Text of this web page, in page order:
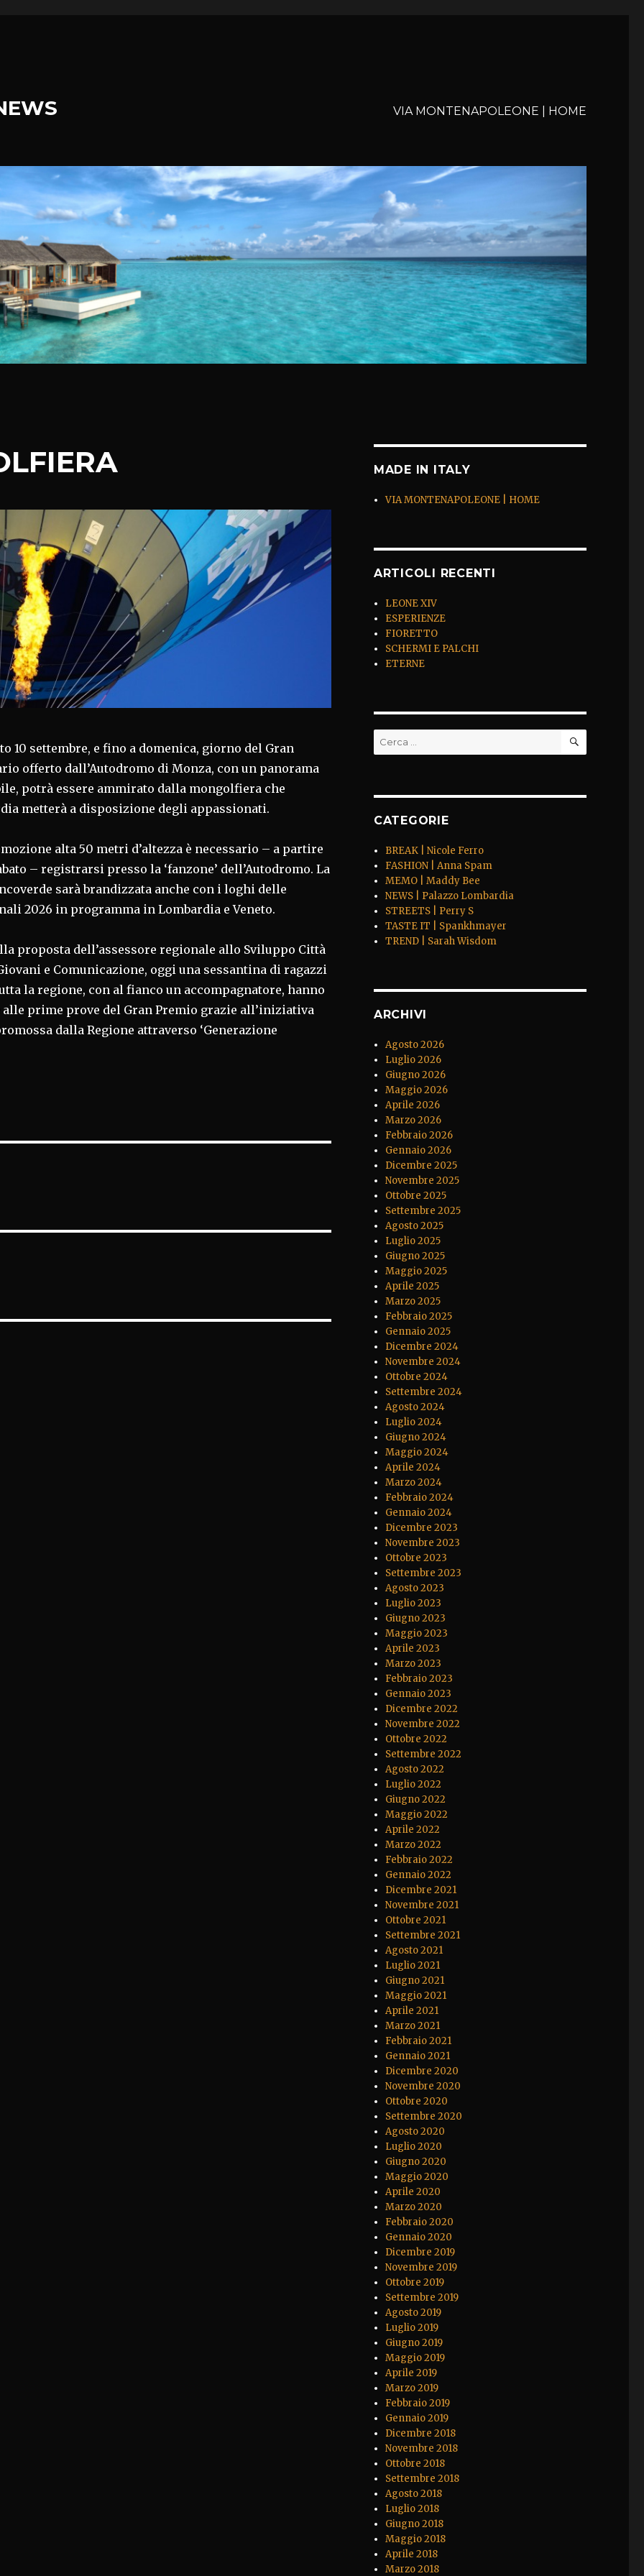
VIA MONTENAPOLEONE | HOME
10 settembre, e fino a domenica, giorno del Gran
offerto dall’Autodromo di Monza, con un panorama
potrà essere ammirato dalla mongolfiera che
metterà a disposizione degli appassionati.
alta 50 metri d’altezza è necessario – a partire
– registrarsi presso la ‘fanzone’ dell’Autodromo. La
sarà brandizzata anche con i loghi delle
2026 in programma in Lombardia e Veneto.
proposta dell’assessore regionale allo Sviluppo Città
e Comunicazione, oggi una sessantina di ragazzi
la regione, con al fianco un accompagnatore, hanno
prime prove del Gran Premio grazie all’iniziativa
dalla Regione attraverso ‘Generazione
MADE IN ITALY
VIA MONTENAPOLEONE | HOME
ARTICOLI RECENTI
LEONE XIV
ESPERIENZE
FIORETTO
SCHERMI E PALCHI
ETERNE
Cerca: CERCA
CATEGORIE
BREAK | Nicole Ferro
FASHION | Anna Spam
MEMO | Maddy Bee
NEWS | Palazzo Lombardia
STREETS | Perry S
TASTE IT | Spankhmayer
TREND | Sarah Wisdom
ARCHIVI
Agosto 2026
Luglio 2026
Giugno 2026
Maggio 2026
Aprile 2026
Marzo 2026
Febbraio 2026
Gennaio 2026
Dicembre 2025
Novembre 2025
Ottobre 2025
Settembre 2025
Agosto 2025
Luglio 2025
Giugno 2025
Maggio 2025
Aprile 2025
Marzo 2025
Febbraio 2025
Gennaio 2025
Dicembre 2024
Novembre 2024
Ottobre 2024
Settembre 2024
Agosto 2024
Luglio 2024
Giugno 2024
Maggio 2024
Aprile 2024
Marzo 2024
Febbraio 2024
Gennaio 2024
Dicembre 2023
Novembre 2023
Ottobre 2023
Settembre 2023
Agosto 2023
Luglio 2023
Giugno 2023
Maggio 2023
Aprile 2023
Marzo 2023
Febbraio 2023
Gennaio 2023
Dicembre 2022
Novembre 2022
Ottobre 2022
Settembre 2022
Agosto 2022
Luglio 2022
Giugno 2022
Maggio 2022
Aprile 2022
Marzo 2022
Febbraio 2022
Gennaio 2022
Dicembre 2021
Novembre 2021
Ottobre 2021
Settembre 2021
Agosto 2021
Luglio 2021
Giugno 2021
Maggio 2021
Aprile 2021
Marzo 2021
Febbraio 2021
Gennaio 2021
Dicembre 2020
Novembre 2020
Ottobre 2020
Settembre 2020
Agosto 2020
Luglio 2020
Giugno 2020
Maggio 2020
Aprile 2020
Marzo 2020
Febbraio 2020
Gennaio 2020
Dicembre 2019
Novembre 2019
Ottobre 2019
Settembre 2019
Agosto 2019
Luglio 2019
Giugno 2019
Maggio 2019
Aprile 2019
Marzo 2019
Febbraio 2019
Gennaio 2019
Dicembre 2018
Novembre 2018
Ottobre 2018
Settembre 2018
Agosto 2018
Luglio 2018
Giugno 2018
Maggio 2018
Aprile 2018
Marzo 2018